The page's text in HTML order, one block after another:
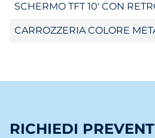
SCHERMO TFT 10' CON
CARROZZERIA COLORE
RICHIEDI